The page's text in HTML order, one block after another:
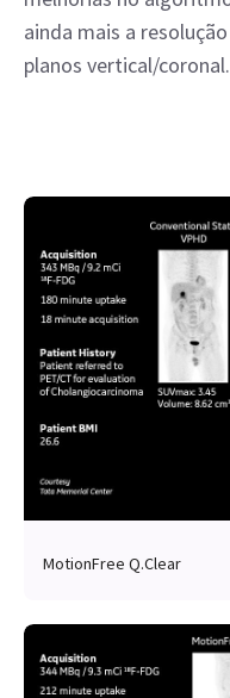
ainda mais a
planos vertical/coronal.
MotionFree Q.Clear